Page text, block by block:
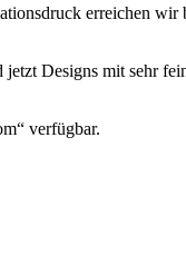
erreichen wir
Designs mit sehr
verfügbar.